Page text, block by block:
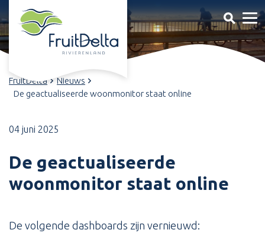
FruitDelta
Nieuws
De geactualiseerde woonmonitor staat online
04 juni 2025
De geactualiseerde
woonmonitor staat online
De volgende dashboards zijn vernieuwd: